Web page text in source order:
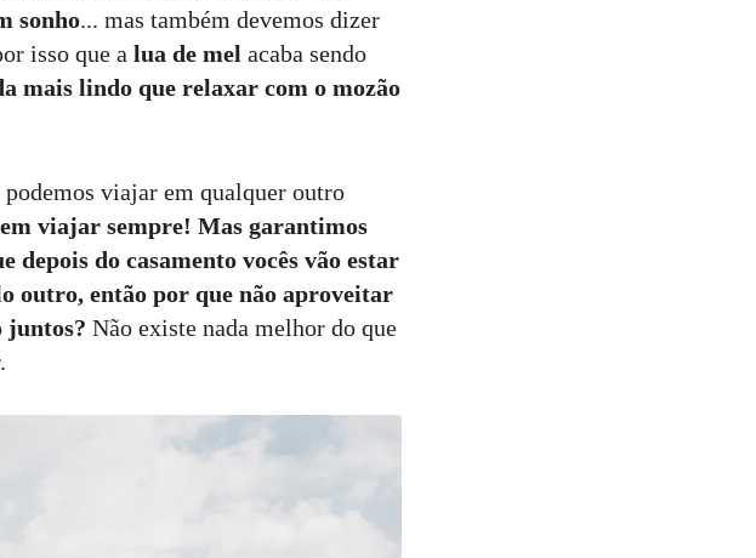
sonho... mas também devemos dizer
isso que a lua de mel acaba sendo
mais lindo que relaxar com o mozão
viajar em qualquer outro
viajar sempre! Mas garantimos
depois do casamento vocês vão estar
outro, então por que não aproveitar
juntos? Não existe nada melhor do que